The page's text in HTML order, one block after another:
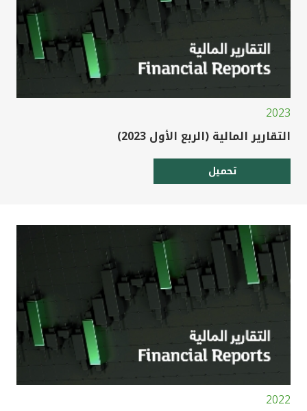
2023
التقارير المالية (الربع الأول 2023)
تحميل
2022